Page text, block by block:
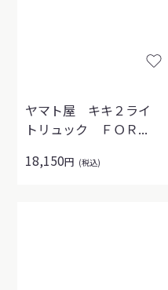
ヤマト屋 キキ２ライ
トリュック ＦＯＲ...
18,150円 (税込)